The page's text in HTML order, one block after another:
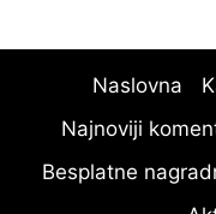
Naslovna
Najnoviji
Besplatne